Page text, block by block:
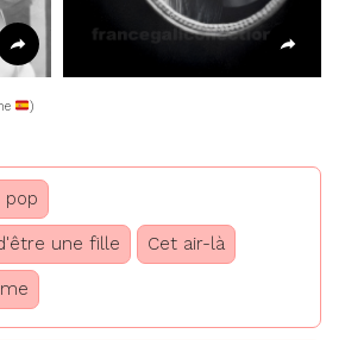
)
pop
une fille Cet air-là